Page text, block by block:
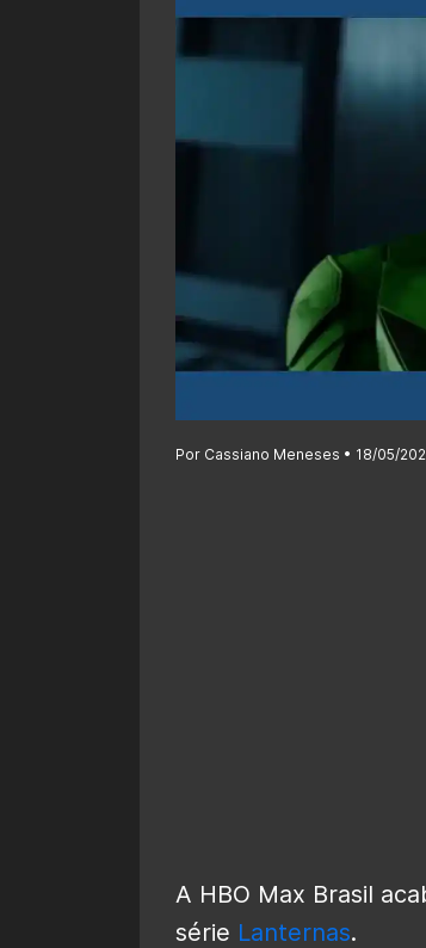
Por Cassiano Meneses • 18/05/
A HBO Max Brasil
série Lanternas.